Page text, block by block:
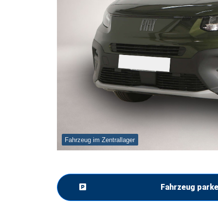
Fahrzeug im Zentrallager
Fahrzeug